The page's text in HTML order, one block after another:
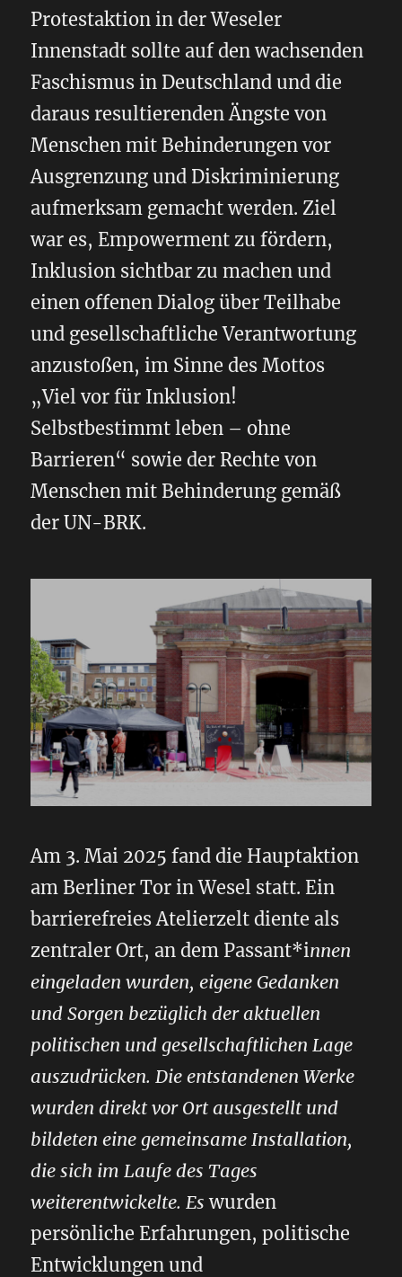
Protestaktion in der Weseler
Innenstadt sollte auf den wachsenden
Faschismus in Deutschland und die
daraus resultierenden Ängste von
Menschen mit Behinderungen vor
Ausgrenzung und Diskriminierung
aufmerksam gemacht werden. Ziel
war es, Empowerment zu fördern,
Inklusion sichtbar zu machen und
einen offenen Dialog über Teilhabe
und gesellschaftliche Verantwortung
anzustoßen, im Sinne des Mottos
„Viel vor für Inklusion!
Selbstbestimmt leben – ohne
Barrieren“ sowie der Rechte von
Menschen mit Behinderung gemäß
der UN-BRK.
Am 3. Mai 2025 fand die Hauptaktion
am Berliner Tor in Wesel statt. Ein
barrierefreies Atelierzelt diente als
zentraler Ort, an dem Passant*innen
eingeladen wurden, eigene Gedanken
und Sorgen bezüglich der aktuellen
politischen und gesellschaftlichen Lage
auszudrücken. Die entstandenen Werke
wurden direkt vor Ort ausgestellt und
bildeten eine gemeinsame Installation,
die sich im Laufe des Tages
weiterentwickelte. Eswurden
persönliche Erfahrungen, politische
Entwicklungen und